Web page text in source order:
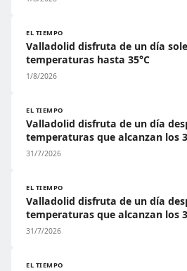
EL TIEMPO
Valladolid disfruta de un día
temperaturas hasta 35°C
1/8/2026
EL TIEMPO
Valladolid disfruta de un día
temperaturas que alcanzan los
31/7/2026
EL TIEMPO
Valladolid disfruta de un día
temperaturas que alcanzan los
31/7/2026
EL TIEMPO